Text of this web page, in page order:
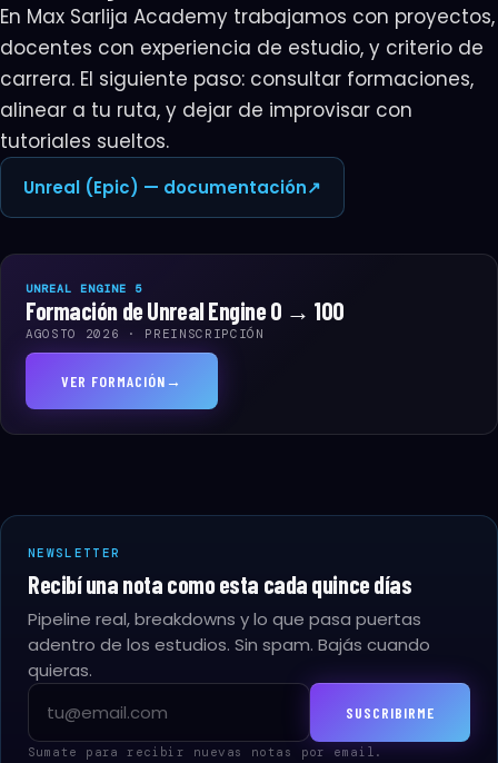
En Max Sarlija Academy trabajamos con proyectos,
docentes con experiencia de estudio, y criterio de
carrera. El siguiente paso: consultar formaciones,
alinear a tu ruta, y dejar de improvisar con
tutoriales sueltos.
Unreal (Epic) — documentación↗
UNREAL ENGINE 5
Formación de Unreal Engine 0 → 100
AGOSTO 2026 · PREINSCRIPCIÓN
VER FORMACIÓN →
NEWSLETTER
Recibí una nota como esta cada quince días
Pipeline real, breakdowns y lo que pasa puertas
adentro de los estudios. Sin spam. Bajás cuando
quieras.
Email
SUSCRIBIRME
Sumate para recibir nuevas notas por email.